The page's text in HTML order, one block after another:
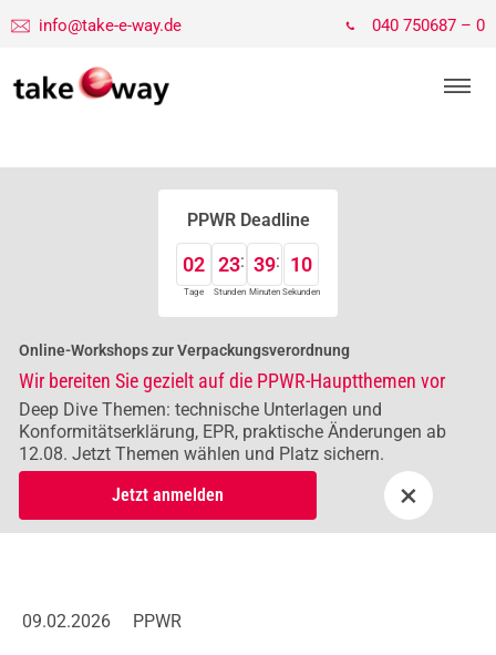
info@take-e-way.de 040 750687 – 0
PPWR Deadline
02
Tage
23
Stunden
39
Minuten
09
Sekunden
Online-Workshops zur Verpackungsverordnung
Wir bereiten Sie gezielt auf die PPWR-Hauptthemen vor
Deep Dive Themen: technische Unterlagen und
Konformitätserklärung, EPR, praktische Änderungen ab
12.08. Jetzt Themen wählen und Platz sichern.
Jetzt anmelden
×
09.02.2026 PPWR